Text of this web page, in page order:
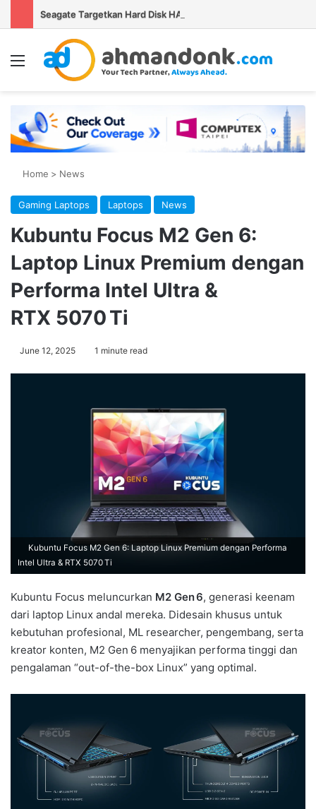
Menu
Home > News
Gaming Laptops Laptops News
Kubuntu Focus M2 Gen 6:
Laptop Linux Premium dengan
Performa Intel Ultra &
RTX 5070 Ti
June 12, 2025 1 minute read
Kubuntu Focus M2 Gen 6: Laptop Linux Premium dengan Performa
Intel Ultra & RTX 5070 Ti
Kubuntu Focus meluncurkan M2 Gen 6, generasi keenam
dari laptop Linux andal mereka. Didesain khusus untuk
kebutuhan profesional, ML researcher, pengembang, serta
kreator konten, M2 Gen 6 menyajikan performa tinggi dan
pengalaman “out-of-the-box Linux” yang optimal.